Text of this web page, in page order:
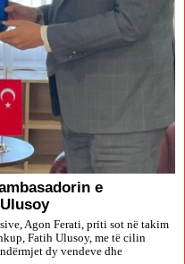
e
Agon Ferati, priti sot në takim
Fatih Ulusoy, me të cilin
dy vendeve dhe